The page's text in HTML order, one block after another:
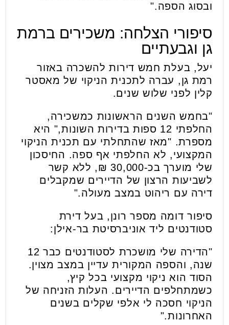
ובסוג הספה."
סיפורי הצלחה: משכירים ברמת
גן וגבעתיים
יעל, בעלת חמש דירות להשכרה באזור
רמת גן, עברה לתכנית הניקוי של מאסטר
קלין לפני שלוש שנים.
"בחמש השנים הראשונות כמשכירה,
החלפתי 12 ספות בדירות השונות," היא
מספרת. "מאז שהתחלתי עם תכנית הניקוי
המקצועי, לא החלפתי אף ספה. החיסכון
שלי מוערך בכ-30,000 ₪, ללא קשר
לשביעות הרצון של הדיירים שמקבלים
דירה עם ריהוט במצב מעולה."
סיפור דומה מספר רונן, בעל דירת
סטודנטים ליד אוניברסיטת בר-אילן:
"הדירה שלי מושכרת לסטודנטים כבר 12
שנה, והספה המקורית עדיין במצב מצוין.
הסוד הוא ניקוי מקצועי בכל קיץ,
כשמתחלפים הדיירים. העלות הזניחה של
הניקוי חסכה לי אלפי שקלים בשנים
האחרונות."